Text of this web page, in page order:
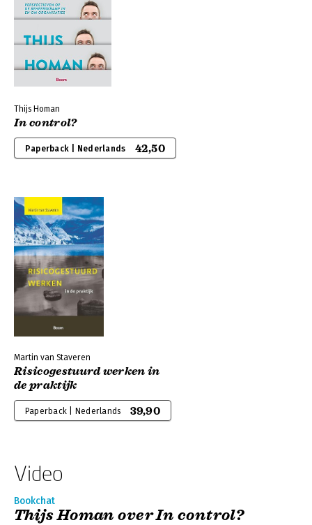
Thijs Homan
In control?
Paperback | Nederlands 42,50
Martin van Staveren
Risicogestuurd werken in
de praktijk
Paperback | Nederlands 39,90
Video
Bookchat
Thijs Homan over In control?